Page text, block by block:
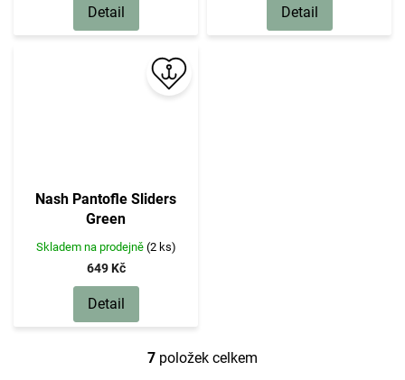
Detail Detail
Nash Pantofle Sliders
Green
Skladem na prodejně (2 ks)
649 Kč
Detail
O
7 položek celkem